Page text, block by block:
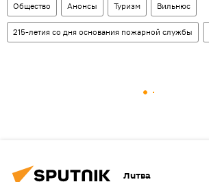
Общество Анонсы Туризм Вильнюс
215-летия со дня основания пожарной службы
Литва